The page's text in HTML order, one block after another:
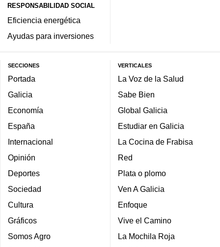
RESPONSABILIDAD SOCIAL
Eficiencia energética
Ayudas para inversiones
SECCIONES
Portada
Galicia
Economía
España
Internacional
Opinión
Deportes
Sociedad
Cultura
Gráficos
Somos Agro
VERTICALES
La Voz de la Salud
Sabe Bien
Global Galicia
Estudiar en Galicia
La Cocina de Frabisa
Red
Plata o plomo
Ven A Galicia
Enfoque
Vive el Camino
La Mochila Roja